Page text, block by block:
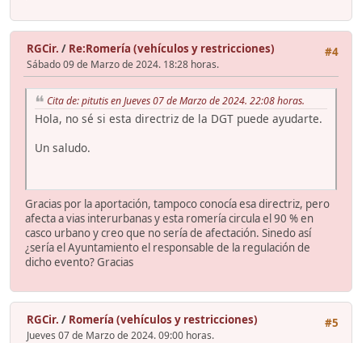
#4
RGCir. / Re:Romería (vehículos y restricciones)
Sábado 09 de Marzo de 2024. 18:28 horas.
Cita de: pitutis en Jueves 07 de Marzo de 2024. 22:08 horas.
Hola, no sé si esta directriz de la DGT puede ayudarte.
Un saludo.
Gracias por la aportación, tampoco conocía esa directriz, pero
afecta a vias interurbanas y esta romería circula el 90 % en
casco urbano y creo que no sería de afectación. Sinedo así
¿sería el Ayuntamiento el responsable de la regulación de
dicho evento? Gracias
#5
RGCir. / Romería (vehículos y restricciones)
Jueves 07 de Marzo de 2024. 09:00 horas.